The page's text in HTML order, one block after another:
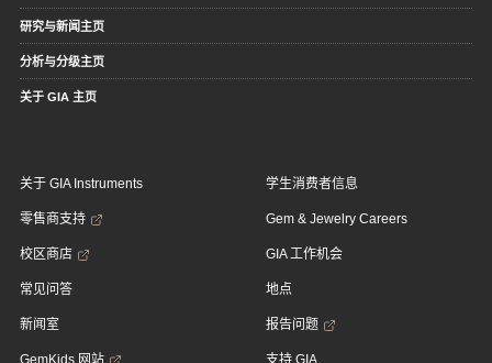
研究与新闻主页
分析与分级主页
关于 GIA 主页
关于 GIA Instruments
零售商支持
校区商店
常见问答
新闻室
学生消费者信息
Gem & Jewelry Careers
GIA 工作机会
地点
报告问题